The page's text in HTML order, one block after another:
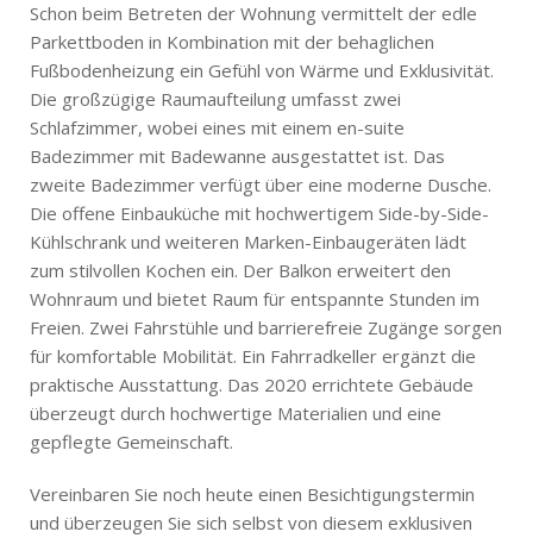
Schon beim Betreten der Wohnung vermittelt der edle
Parkettboden in Kombination mit der behaglichen
Fußbodenheizung ein Gefühl von Wärme und Exklusivität.
Die großzügige Raumaufteilung umfasst zwei
Schlafzimmer, wobei eines mit einem en-suite
Badezimmer mit Badewanne ausgestattet ist. Das
zweite Badezimmer verfügt über eine moderne Dusche.
Die offene Einbauküche mit hochwertigem Side-by-Side-
Kühlschrank und weiteren Marken-Einbaugeräten lädt
zum stilvollen Kochen ein. Der Balkon erweitert den
Wohnraum und bietet Raum für entspannte Stunden im
Freien. Zwei Fahrstühle und barrierefreie Zugänge sorgen
für komfortable Mobilität. Ein Fahrradkeller ergänzt die
praktische Ausstattung. Das 2020 errichtete Gebäude
überzeugt durch hochwertige Materialien und eine
gepflegte Gemeinschaft.
Vereinbaren Sie noch heute einen Besichtigungstermin
und überzeugen Sie sich selbst von diesem exklusiven